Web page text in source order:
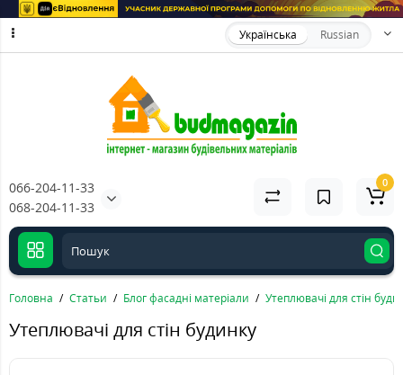
Українська Russian
066-204-11-33
068-204-11-33
0
Головна Статьи Блог фасадні матеріали Утеплювачі для стін
Утеплювачі для стін будинку